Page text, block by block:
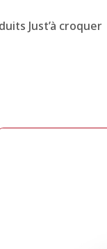
Just’à croquer